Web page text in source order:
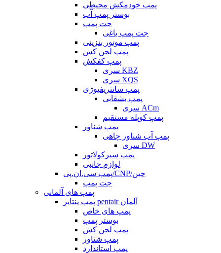
پمپ خودمکش محیطی
بوستر پمپ آب
جت پمپ
جت پمپ باغی
پمپ موتور بنزینی
پمپ لجن کش
پمپ کفکش
سری KBZ
سری XQS
پمپ سانتریفیوژی
پمپ بشقابی
سری ACm
پمپ کوپله مستقیم
پمپ شناور
پمپ آب شناور چاهی
سری DW
پمپ سیرکولاتور
لوازم جانبی
پمپ سی.ان.پی/CNP/چین
جت پمپ
پمپ های آلمانی
پمپ پنتایر pentair آلمان
پمپ های خاص
بوستر پمپ
پمپ لجن کش
پمپ شناور
پمپ استاندارد